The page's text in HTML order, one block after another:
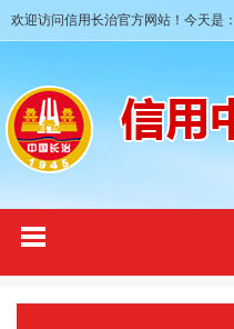
欢迎访问信用长治官方网站！今天是：